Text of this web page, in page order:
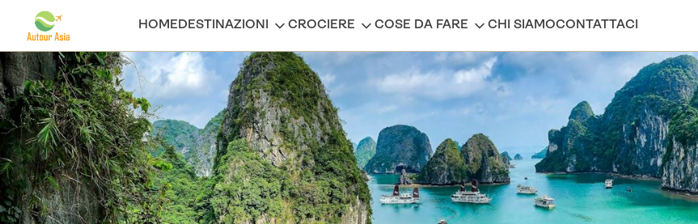
HOME DESTINAZIONI CROCIERE COSE DA FARE CHI SIAMOCONTATTACI